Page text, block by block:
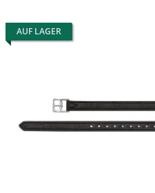
AUF LAGER